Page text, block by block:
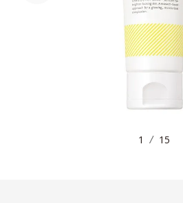
1 15